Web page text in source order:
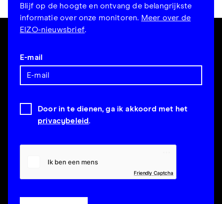
Blijf op de hoogte en ontvang de belangrijkste
informatie over onze monitoren. Meer over de
EIZO-nieuwsbrief.
E-mail
Door in te dienen, ga ik akkoord met het
privacybeleid.
Friendly Captcha